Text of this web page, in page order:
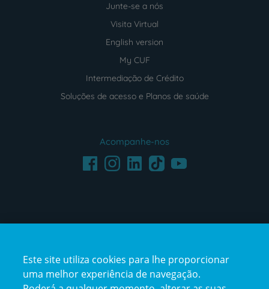
Junte-se a nós
Visita Virtual
English version
My CUF
Intermediação de Crédito
Soluções de acesso e Planos de saúde
Acompanhe-nos
FacebookInstagramLinkedInTikTokYoutube
Este site utiliza cookies para lhe proporcionar
uma melhor experiência de navegação.